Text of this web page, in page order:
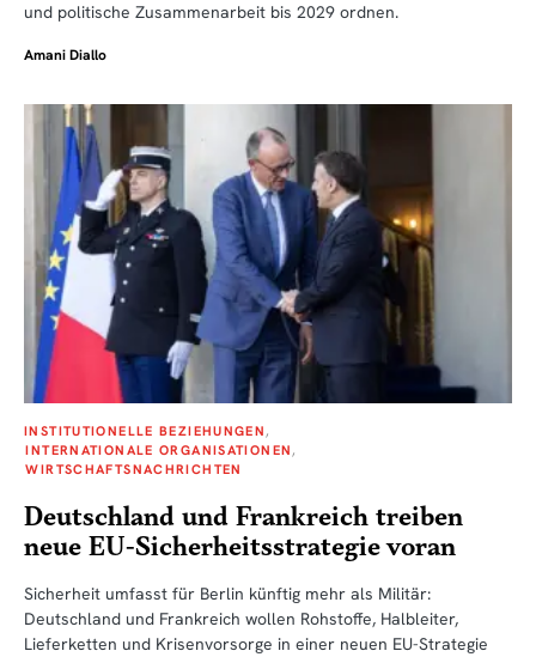
und politische Zusammenarbeit bis 2029 ordnen.
Amani Diallo
INSTITUTIONELLE BEZIEHUNGEN
INTERNATIONALE ORGANISATIONEN
WIRTSCHAFTSNACHRICHTEN
Deutschland und Frankreich treiben
neue EU-Sicherheitsstrategie voran
Sicherheit umfasst für Berlin künftig mehr als Militär:
Deutschland und Frankreich wollen Rohstoffe, Halbleiter,
Lieferketten und Krisenvorsorge in einer neuen EU-Strategie